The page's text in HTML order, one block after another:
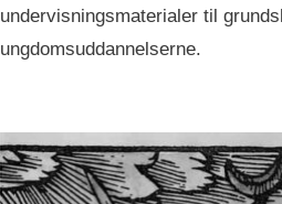
undervisningsmaterialer til
ungdomsuddannelserne.